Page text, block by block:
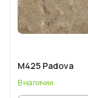
M425 Padova
В наличии